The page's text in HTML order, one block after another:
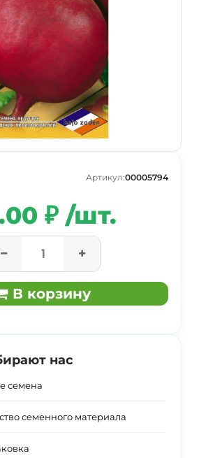
Артикул:00005794
₽ /шт.
В корзину
нас
семена
семенного материала